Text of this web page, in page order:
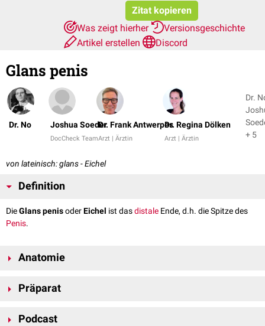
Zitat kopieren
Was zeigt hierher
Versionsgeschichte
Artikel erstellen
Discord
Glans penis
Dr. No Joshua Soeder
DocCheck Team
Dr. Frank Antwerpes
Arzt | Ärztin
Dr. Regina Dölken
Arzt | Ärztin
Dr.
+ 5
von lateinisch: glans - Eichel
Definition
DieGlans penisoderEichel ist dasdistale Ende, d.h. die Spitze des
Penis.
Anatomie
Sulcus coronarius
Harnröhrenmündung (
Präparat
Podcast